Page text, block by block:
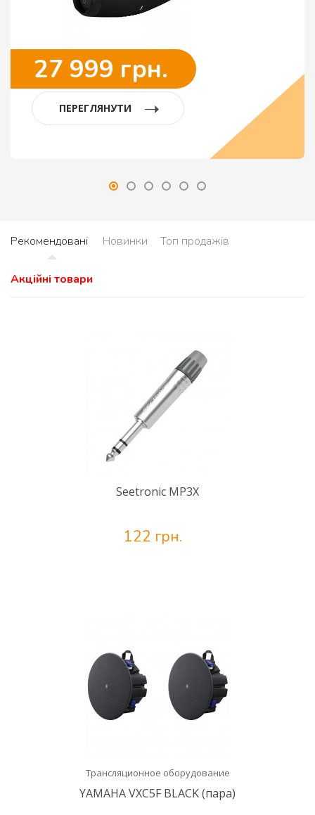
27 999 грн.
ПЕРЕГЛЯНУТИ
Рекомендовані Новинки Топ продажів
Акційні товари
Seetronic MP3X
122 грн.
Трансляционное оборудование
YAMAHA VXC5F BLACK (пара)